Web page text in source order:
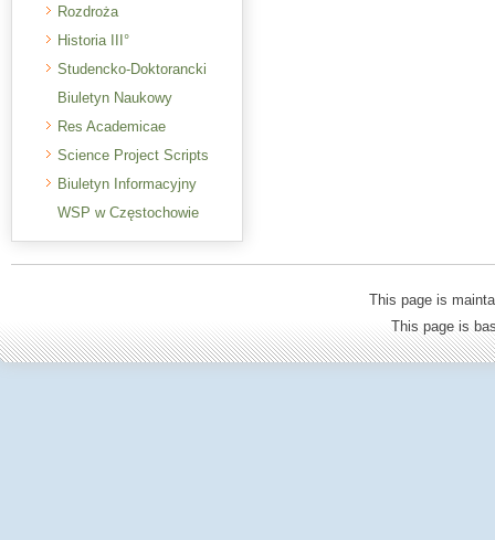
Rozdroża
Historia III°
Studencko-Doktorancki
Biuletyn Naukowy
Res Academicae
Science Project Scripts
Biuletyn Informacyjny
WSP w Częstochowie
This page is
This page is